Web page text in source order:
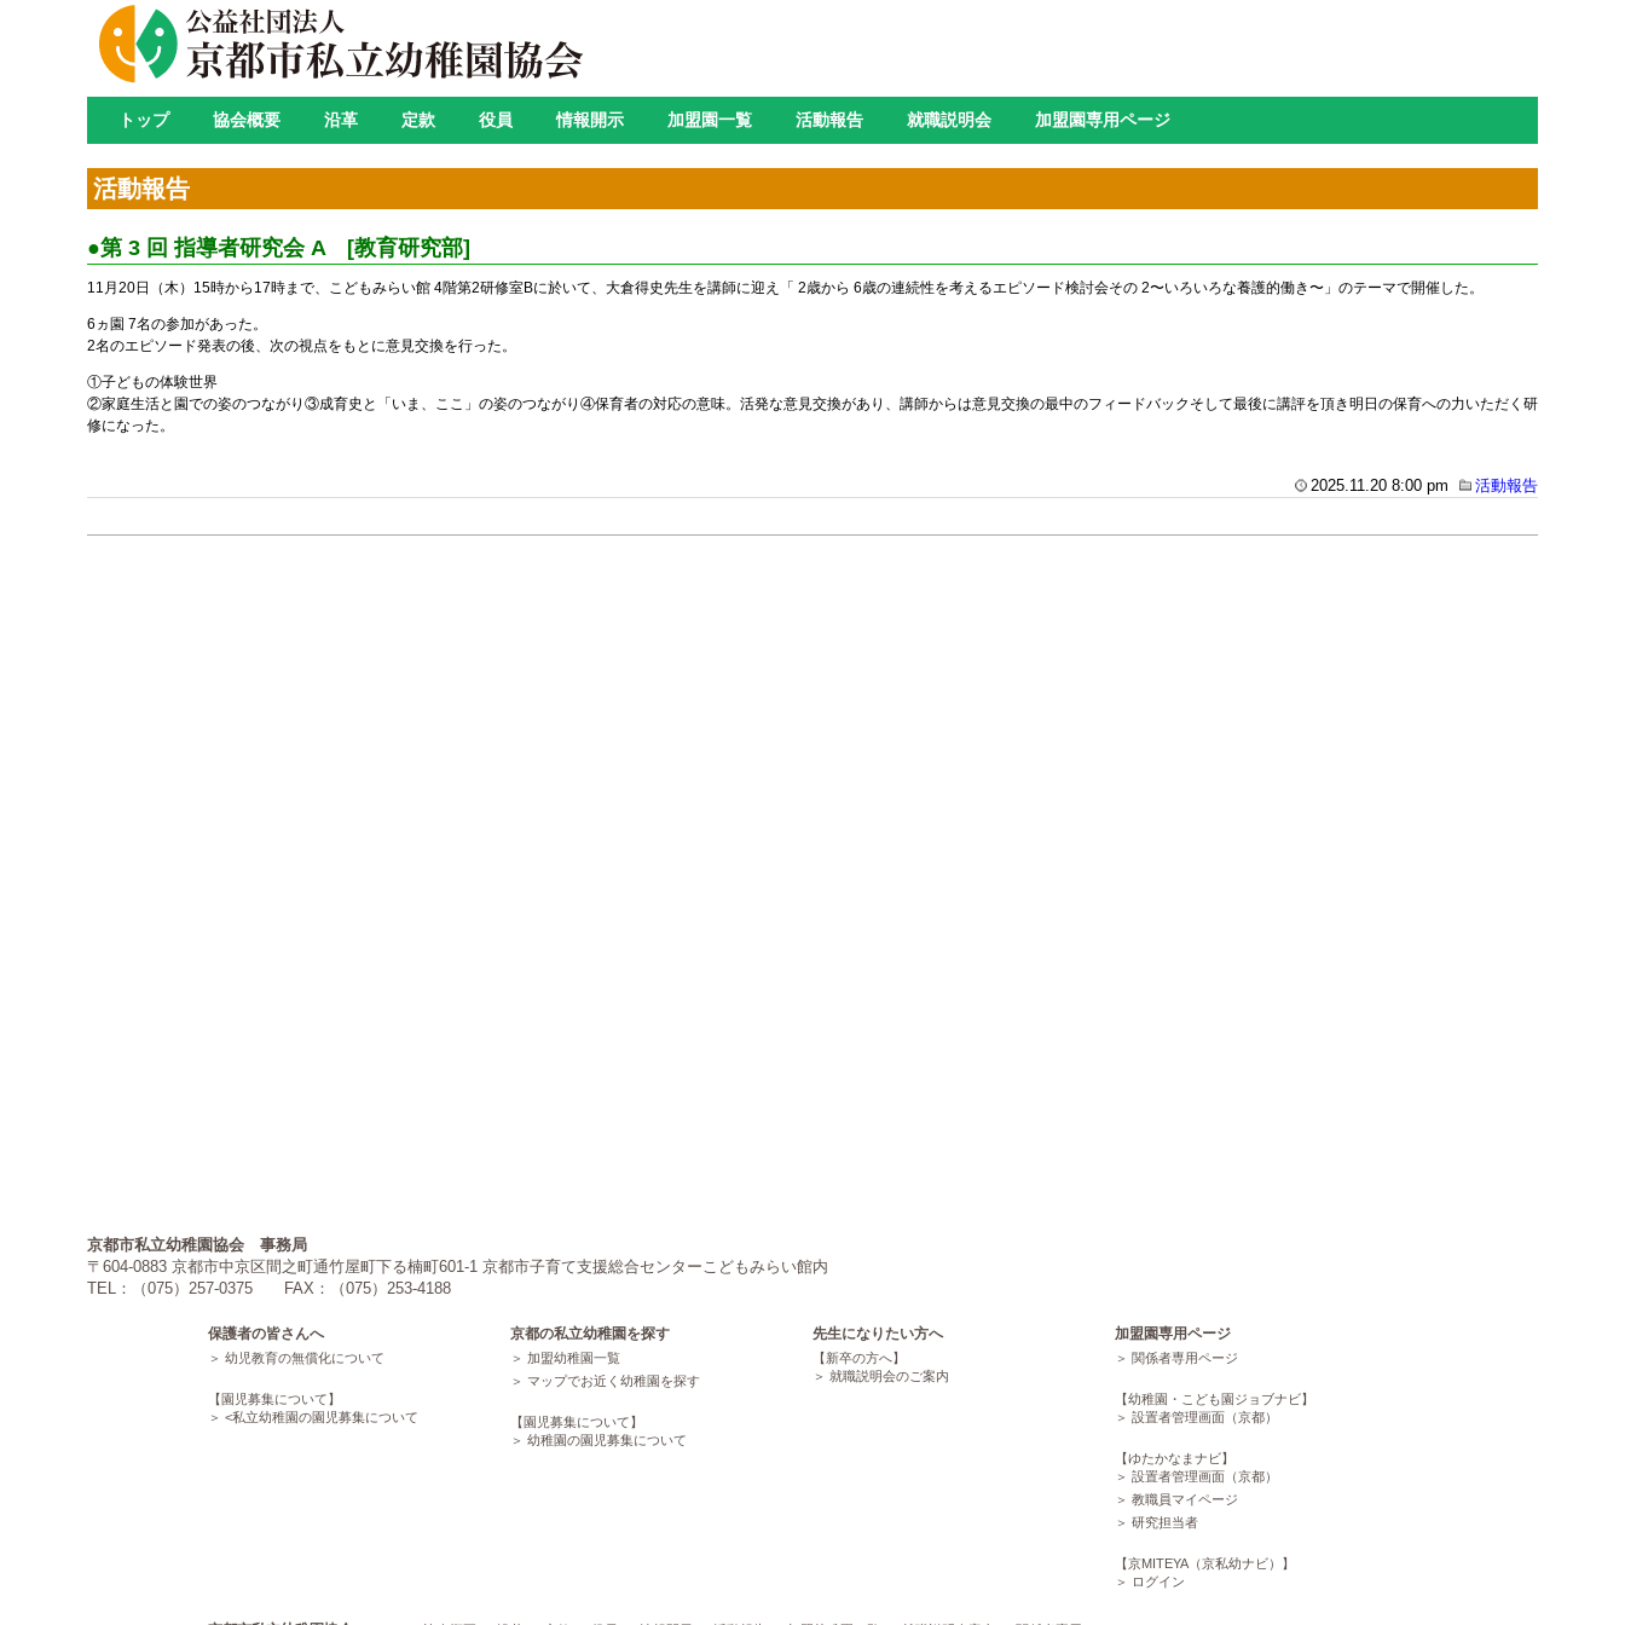
トップ 協会概要 沿革 定款 役員 情報開示 加盟園一覧 活動報告 就職説明会 加盟園専用ページ
活動報告
●第 3 回 指導者研究会 A [教育研究部]
11月20日（木）15時から17時まで、こどもみらい館 4階第2研修室Bに於いて、大倉得史先生を講師に迎え「 2歳から 6歳の連続性を考えるエピソード検討会その 2〜いろいろな養護的働き〜」のテーマで開催した。
6ヵ園 7名の参加があった。
2名のエピソード発表の後、次の視点をもとに意見交換を行った。
①子どもの体験世界
②家庭生活と園での姿のつながり③成育史と「いま、ここ」の姿のつながり④保育者の対応の意味。活発な意見交換があり、講師からは意見交換の最中のフィードバックそして最後に講評を頂き明日の保育への力いただく研
修になった。
2025.11.20 8:00 pm 活動報告
京都市私立幼稚園協会 事務局
〒604-0883 京都市中京区間之町通竹屋町下る楠町601-1 京都市子育て支援総合センターこどもみらい館内
TEL：（075）257-0375 FAX：（075）253-4188
保護者の皆さんへ
幼児教育の無償化について
【園児募集について】
<私立幼稚園の園児募集について
京都の私立幼稚園を探す
加盟幼稚園一覧
マップでお近く幼稚園を探す
【園児募集について】
幼稚園の園児募集について
先生になりたい方へ
【新卒の方へ】
就職説明会のご案内
加盟園専用ページ
関係者専用ページ
【幼稚園・こども園ジョブナビ】
設置者管理画面（京都）
【ゆたかなまナビ】
設置者管理画面（京都）
教職員マイページ
研究担当者
【京MITEYA（京私幼ナビ）】
ログイン